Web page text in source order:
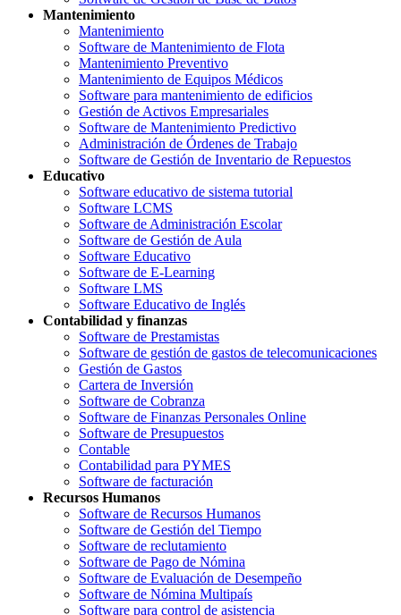
Mantenimiento
Mantenimiento
Software de Mantenimiento de Flota
Mantenimiento Preventivo
Mantenimiento de Equipos Médicos
Software para mantenimiento de edificios
Gestión de Activos Empresariales
Software de Mantenimiento Predictivo
Administración de Órdenes de Trabajo
Software de Gestión de Inventario de Repuestos
Educativo
Software educativo de sistema tutorial
Software LCMS
Software de Administración Escolar
Software de Gestión de Aula
Software Educativo
Software de E-Learning
Software LMS
Software Educativo de Inglés
Contabilidad y finanzas
Software de Prestamistas
Software de gestión de gastos de telecomunicaciones
Gestión de Gastos
Cartera de Inversión
Software de Cobranza
Software de Finanzas Personales Online
Software de Presupuestos
Contable
Contabilidad para PYMES
Software de facturación
Recursos Humanos
Software de Recursos Humanos
Software de Gestión del Tiempo
Software de reclutamiento
Software de Pago de Nómina
Software de Evaluación de Desempeño
Software de Nómina Multipaís
Software para control de asistencia